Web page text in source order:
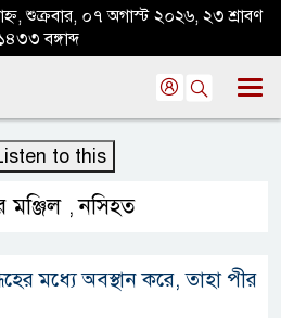
শুক্রবার, ০৭ অগাস্ট ২০২৬, ২৩ শ্রাবণ
বঙ্গাব্দ
to this
মঞ্জিল ,নসিহত
মধ্যে অবস্থান করে, তাহা পীর